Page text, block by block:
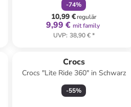
-74%
10,99 €regulär
9,99 € mit family
UVP: 38,90 €*
Crocs
Crocs "Lite Ride 360" in Schwarz
-55%